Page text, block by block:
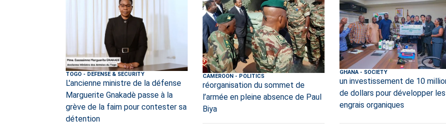
TOGO - DEFENSE & SECURITY
L'ancienne ministre de la défense
Marguerite Gnakadè passe à la
grève de la faim pour contester sa
détention
CAMEROON- POLITICS
réorganisation du sommet de
l’armée en pleine absence de Paul
Biya
GHANA- SOCIETY
un investissement de 10
de dollars pour développer les
engrais organiques